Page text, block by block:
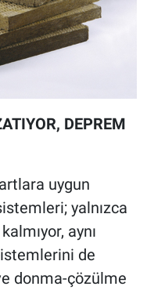
DEPREM
uygun
yalnızca
aynı
de
donma-çözülme